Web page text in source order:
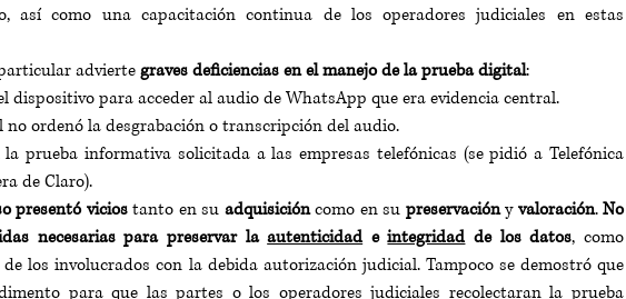
así como una capacitación continua de los operadores judiciales en estas
advierte graves deficiencias en el manejo de la prueba digital:
dispositivo para acceder al audio de WhatsApp que era evidencia central.
no ordenó la desgrabación o transcripción del audio.
prueba informativa solicitada a las empresas telefónicas (se pidió a Telefónica
de Claro).
presentó vicios tanto en su adquisición como en su preservación y valoración. No
necesarias para preservar la autenticidad e integridad de los datos, como
los involucrados con la debida autorización judicial. Tampoco se demostró que
para que las partes o los operadores judiciales recolectaran la prueba